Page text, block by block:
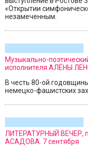
«Открытии
незамеченным.
Музыкально-
исполнителя АЛЁНЫ
В честь 80-ой
немецко-фашистских
ЛИТЕРАТУРНЫЙ ВЕЧЕР,
АСАДОВА. 7 сентября